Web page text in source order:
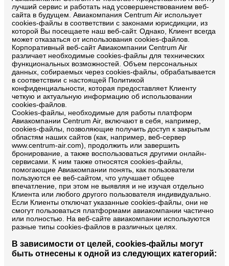
лучший сервис и работать над усовершенствованием веб-
сайта в будущем. Авиакомпания Centrum Air использует
cookies-файлы в соответствии с законами юрисдикции, из
которой Вы посещаете наш веб-сайт. Однако, Клиент всегда
может отказаться от использования cookies-файлов.
Корпоративный веб-сайт Авиакомпании Centrum Air
различает необходимые cookies-файлы для технических
функциональных возможностей. Объем персональных
данных, собираемых через cookies-файлы, обрабатывается
в соответствии с настоящей Политикой
конфиденциальности, которая предоставляет Клиенту
четкую и актуальную информацию об использовании
cookies-файлов.
Cookies-файлы, необходимые для работы платформ
Авиакомпании Centrum Air, включают в себя, например,
cookies-файлы, позволяющие получить доступ к закрытым
областям наших сайтов (как, например, веб-сервер
www.centrum-air.com), продолжить или завершить
бронирование, а также воспользоваться другими онлайн-
сервисами. К ним также относятся cookies-файлы,
помогающие Авиакомпании понять, как пользователи
пользуются ее веб-сайтом, что улучшает общее
впечатление, при этом не выявляя и не изучая отдельно
Клиента или любого другого пользователя индивидуально.
Если Клиенты отключат указанные cookies-файлы, они не
смогут пользоваться платформами авиакомпании частично
или полностью. На веб-сайте авиакомпании используются
разные типы cookies-файлов в различных целях.
В зависимости от целей, cookies-файлы могут
быть отнесены к одной из следующих категорий: